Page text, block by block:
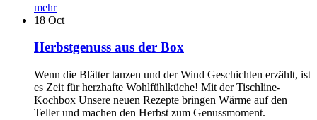
mehr
18 Oct
Herbstgenuss aus der Box
Wenn die Blätter tanzen und der Wind Geschichten erzählt, ist
es Zeit für herzhafte Wohlfühlküche! Mit der Tischline-
Kochbox Unsere neuen Rezepte bringen Wärme auf den
Teller und machen den Herbst zum Genussmoment.